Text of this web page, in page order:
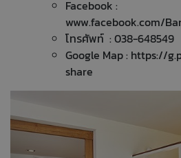
Facebook :
www.facebook.com/
โทรศัพท์ : 038-648549
Google Map : https://
share